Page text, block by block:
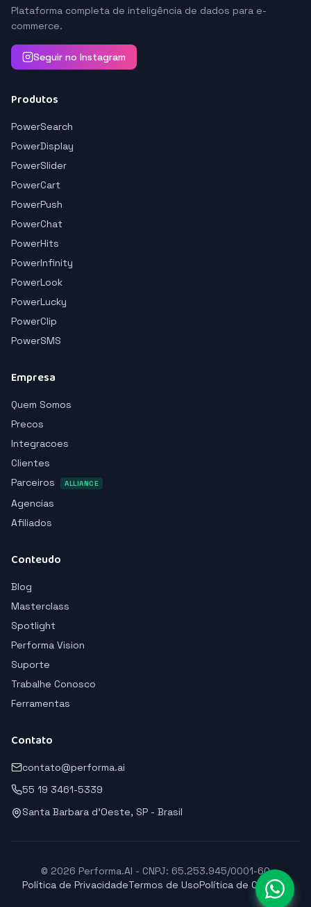
Plataforma completa de inteligência de dados para e-
commerce.
Seguir no Instagram
Produtos
PowerSearch
PowerDisplay
PowerSlider
PowerCart
PowerPush
PowerChat
PowerHits
PowerInfinity
PowerLook
PowerLucky
PowerClip
PowerSMS
Empresa
Quem Somos
Precos
Integracoes
Clientes
Parceiros
ALLIANCE
Agencias
Afiliados
Conteudo
Blog
Masterclass
Spotlight
Performa Vision
Suporte
Trabalhe Conosco
Ferramentas
Contato
contato@performa.ai
55 19 3461-5339
Santa Barbara d'Oeste, SP - Brasil
© 2026 Performa.AI - CNPJ: 65.253.945/0001-60
Política de PrivacidadeTermos de UsoPolítica de Cookies